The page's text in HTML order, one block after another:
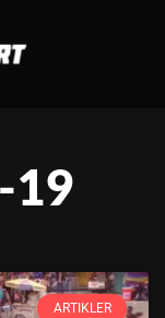
19
ARTIKLER